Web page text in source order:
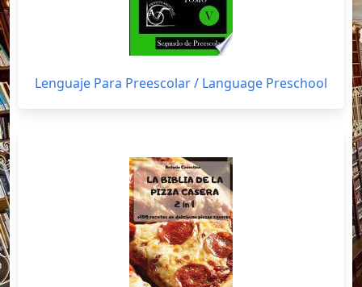
Lenguaje Para Preescolar / Language Preschool